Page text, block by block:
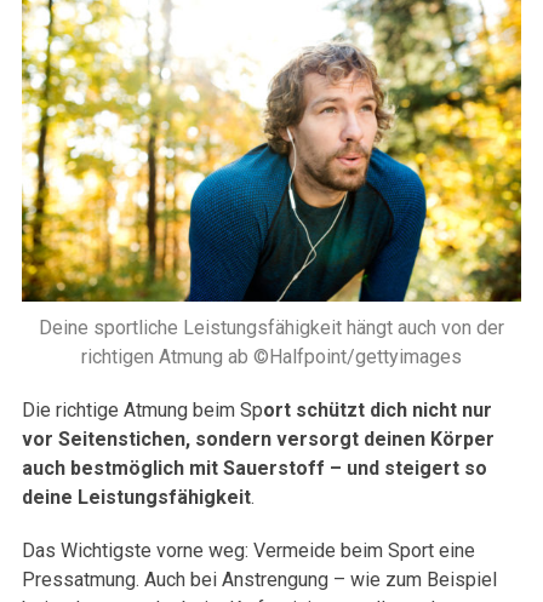
Deine sportliche Leistungsfähigkeit hängt auch von der
richtigen Atmung ab ©Halfpoint/gettyimages
Die richtige Atmung beim Sport schützt dich nicht nur
vor Seitenstichen, sondern versorgt deinen Körper
auch bestmöglich mit Sauerstoff – und steigert so
deine Leistungsfähigkeit.
Das Wichtigste vorne weg: Vermeide beim Sport eine
Pressatmung. Auch bei Anstrengung – wie zum Beispiel